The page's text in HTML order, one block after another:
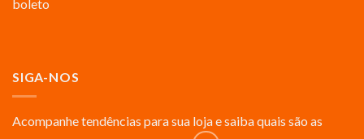
SIGA-NOS
Acompanhe tendências para sua loja e saiba quais são as